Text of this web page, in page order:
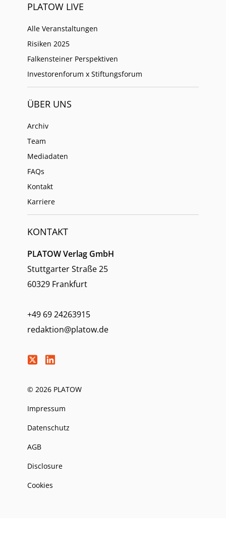
PLATOW LIVE
Alle Veranstaltungen
Risiken 2025
Falkensteiner Perspektiven
Investorenforum x Stiftungsforum
ÜBER UNS
Archiv
Team
Mediadaten
FAQs
Kontakt
Karriere
KONTAKT
PLATOW Verlag GmbH
Stuttgarter Straße 25
60329 Frankfurt
+49 69 24263915
redaktion@platow.de
© 2026 PLATOW
Impressum
Datenschutz
AGB
Disclosure
Cookies